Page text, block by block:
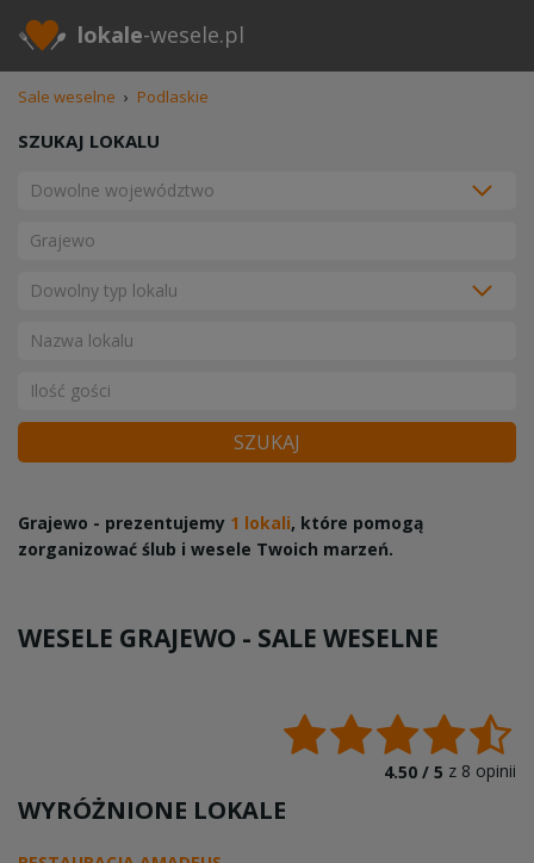
lokale-wesele.pl
Sale weselne › Podlaskie
SZUKAJ LOKALU
SZUKAJ
Grajewo - prezentujemy 1 lokali, które pomogą
zorganizować ślub i wesele Twoich marzeń.
WESELE GRAJEWO - SALE WESELNE
4.50 / 5 z 8 opinii
WYRÓŻNIONE LOKALE